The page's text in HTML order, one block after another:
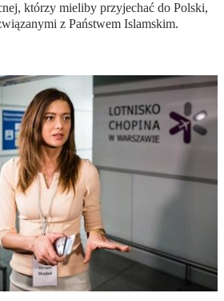
którzy mieliby przyjechać do Polski,
z Państwem Islamskim.